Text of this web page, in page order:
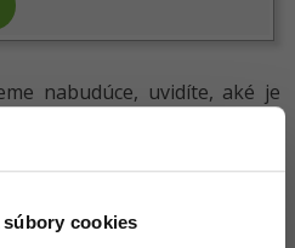
cookies
nabudúce, uvidíte, aké je